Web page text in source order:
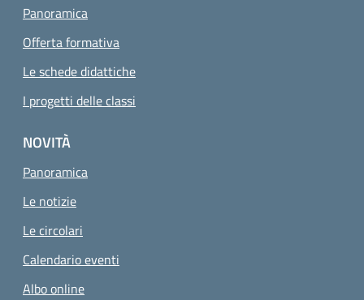
Panoramica
Offerta formativa
Le schede didattiche
I progetti delle classi
NOVITÀ
Panoramica
Le notizie
Le circolari
Calendario eventi
Albo online